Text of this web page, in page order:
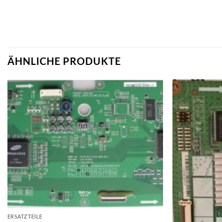
ÄHNLICHE PRODUKTE
ERSATZTEILE